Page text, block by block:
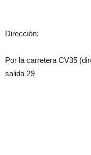
Dirección:
Por la carretera CV35
salida 29